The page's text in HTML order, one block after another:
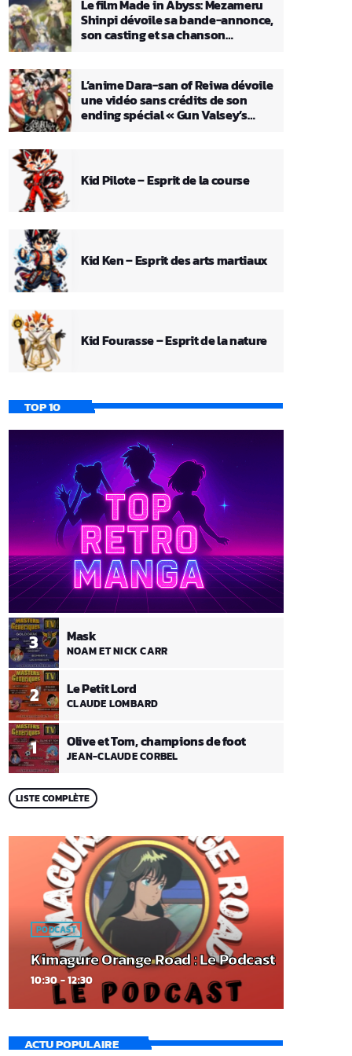
Le film Made in Abyss: Mezameru
Shinpi dévoile sa bande-annonce,
son casting et sa chanson
L’anime Dara-san of Reiwa dévoile
une vidéo sans crédits de son
ending spécial « Gun Valsey’s
Kid Pilote – Esprit de la course
Kid Ken – Esprit des arts martiaux
Kid Fourasse – Esprit de la nature
TOP 10
1 Olive et Tom, champions de foot
JEAN-CLAUDE CORBEL
2 Le Petit Lord
CLAUDE LOMBARD
3 Mask
NOAM ET NICK CARR
LISTE COMPLÈTE
PODCAST
Kimagure Orange Road : Le Podcast
10:30 - 12:30
ACTU POPULAIRE